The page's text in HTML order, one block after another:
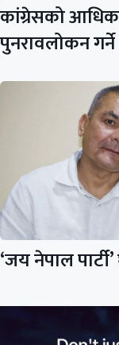
कांग्रेसको
पुनरावलोकन गर्ने
‘जय नेपाल